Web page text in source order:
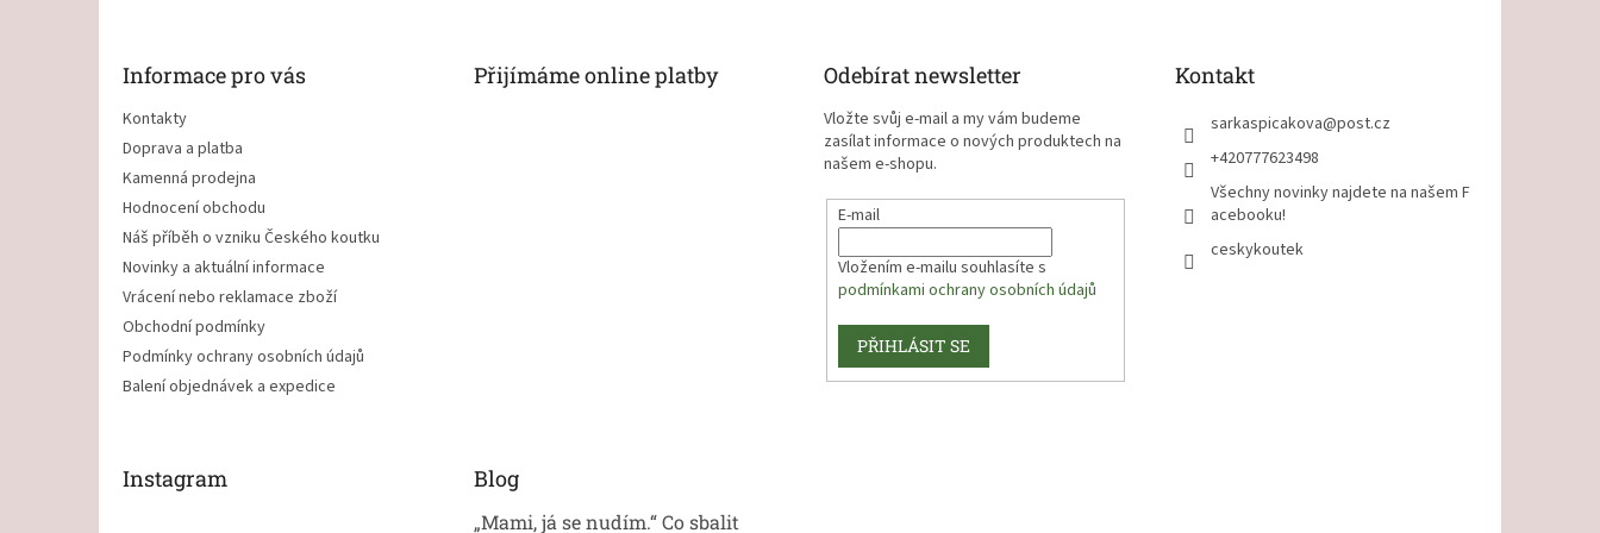
Informace pro vás
Kontakty
Doprava a platba
Kamenná prodejna
Hodnocení obchodu
Náš příběh o vzniku Českého koutku
Novinky a aktuální informace
Vrácení nebo reklamace zboží
Obchodní podmínky
Podmínky ochrany osobních údajů
Balení objednávek a expedice
Přijímáme online platby Odebírat newsletter
Vložte svůj e-mail a my vám budeme
zasílat informace o nových produktech na
našem e-shopu.
E-mail
Vložením e-mailu souhlasíte s
podmínkami ochrany osobních údajů
PŘIHLÁSIT SE
Kontakt
sarkaspicakova@post.cz
+420777623498
Všechny novinky najdete na našem F
acebooku!
ceskykoutek
Instagram Blog
„Mami, já se nudím.“ Co sbalit